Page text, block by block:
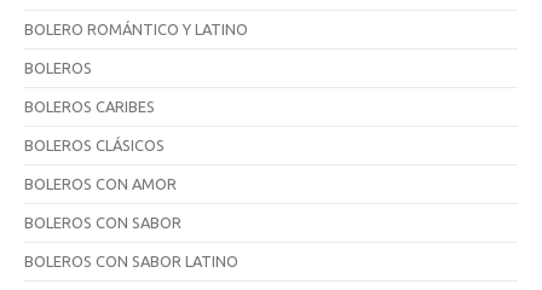
BOLERO ROMÁNTICO Y LATINO
BOLEROS
BOLEROS CARIBES
BOLEROS CLÁSICOS
BOLEROS CON AMOR
BOLEROS CON SABOR
BOLEROS CON SABOR LATINO